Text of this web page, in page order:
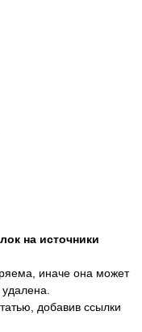
на источники
иначе она может
добавив ссылки